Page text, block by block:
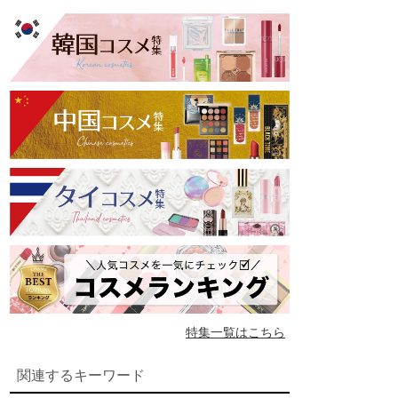
特集一覧はこちら
関連するキーワード